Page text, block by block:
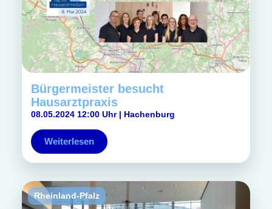
Bürgermeister besucht
Hausarztpraxis
08.05.2024 12:00 Uhr | Hachenburg
Weiterlesen
Rheinland-Pfalz